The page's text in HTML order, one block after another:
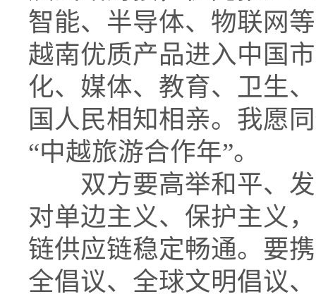
智能、半导体、物联网
越南优质产品进入中国
化、媒体、教育、卫生
国人民相知相亲。我愿
“中越旅游合作年”。
双方要高举和平、发
对单边主义、保护主义
链供应链稳定畅通。要
全倡议、全球文明倡议